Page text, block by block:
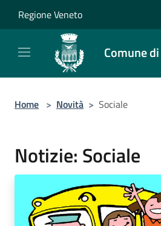
Regione Veneto
Comune
Home > Novità > Sociale
Notizie: Sociale